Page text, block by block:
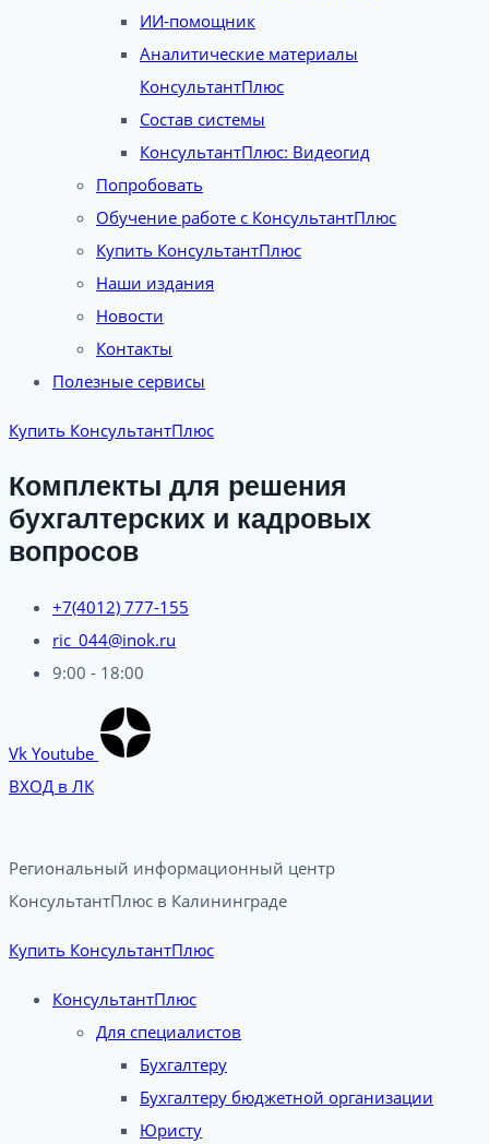
ИИ-помощник
Аналитические материалы
КонсультантПлюс
Состав системы
КонсультантПлюс: Видеогид
Попробовать
Обучение работе с КонсультантПлюс
Купить КонсультантПлюс
Наши издания
Новости
Контакты
Полезные сервисы
Купить КонсультантПлюс
Комплекты для решения
бухгалтерских и кадровых
вопросов
+7(4012) 777-155
ric_044@inok.ru
9:00 - 18:00
Vk Youtube
ВХОД в ЛК
Региональный информационный центр
КонсультантПлюс в Калининграде​
Купить КонсультантПлюс
КонсультантПлюс
Для специалистов
Бухгалтеру
Бухгалтеру бюджетной организации
Юристу